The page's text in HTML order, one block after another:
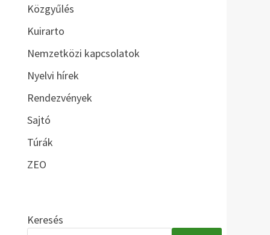
Közgyűlés
Kuirarto
Nemzetközi kapcsolatok
Nyelvi hírek
Rendezvények
Sajtó
Túrák
ZEO
Keresés